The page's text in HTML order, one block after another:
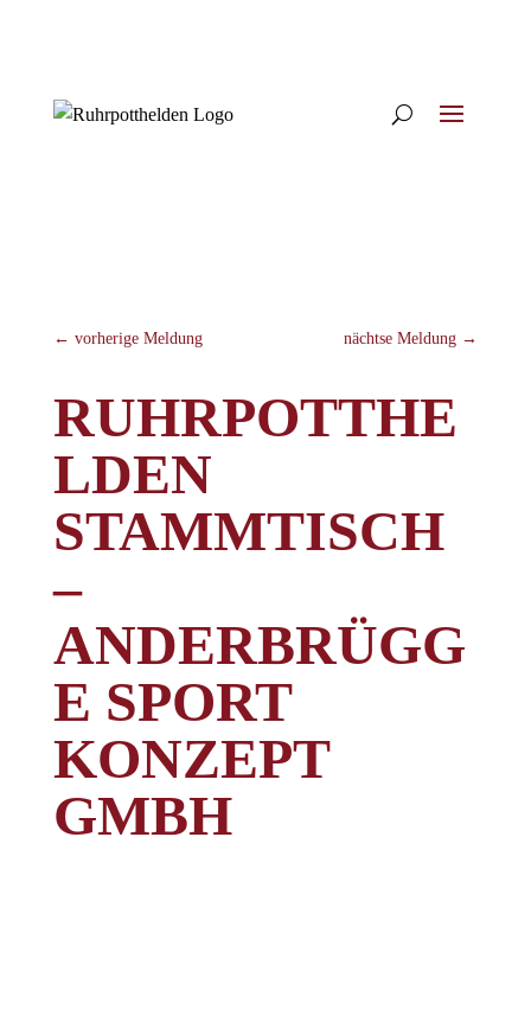
← vorherige Meldung nächtse Meldung →
RUHRPOTTHE
LDEN
STAMMTISCH
–
ANDERBRÜGG
E SPORT
KONZEPT
GMBH